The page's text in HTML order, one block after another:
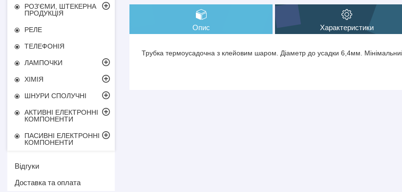
Опис Характеристики
Трубка термоусадочна з клейовим шаром. Діаметр до усадки 6,4мм.
РОЗ'ЄМИ, ШТЕКЕРНА
ПРОДУКЦІЯ
РЕЛЕ
ТЕЛЕФОНІЯ
ЛАМПОЧКИ
ХІМІЯ
ШНУРИ СПОЛУЧНІ
АКТИВНІ ЕЛЕКТРОННІ
КОМПОНЕНТИ
ПАСИВНІ ЕЛЕКТРОННІ
КОМПОНЕНТИ
Відгуки
Доставка та оплата